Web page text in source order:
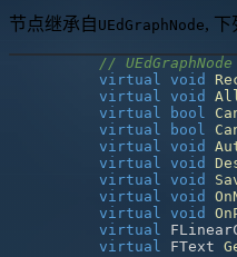
节点继承自 UEdGraphNode, 下
//
virtual void
virtual void
virtual
bool
virtual
bool
virtual void
virtual void
virtual void
virtual void
virtual void
virtual
virtual FText